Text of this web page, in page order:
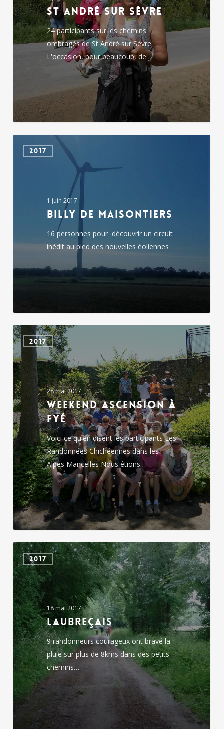
St André sur Sèvre
24 participants sur les chemins
ombragés de St André sur Sèvre.
L'occasion, pour beaucoup, de…
2017
1 juin 2017
Billy de Maisontiers
16 personnes pour découvrir un circuit
inédit au pied des nouvelles éoliennes
weekend
Ascension
à
Fyé
2017
28 mai 2017
weekend Ascension à
Fyé
Voici ce qu'en disent les participants Les
Randonnées Chichéennes dans les
Alpes Mancelles Nous étions…
Laubreçais
2017
18 mai 2017
Laubreçais
9 randonneurs courageux ont bravé la
pluie sur plus de 8kms dans des petits
chemins…